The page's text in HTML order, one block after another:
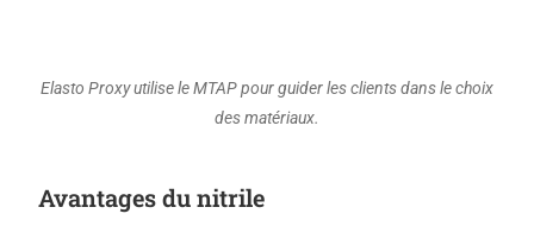
Elasto Proxy utilise le MTAP pour guider les clients dans le choix
des matériaux.
Avantages du nitrile